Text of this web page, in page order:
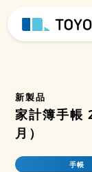
新製品
家計簿手
月）
手帳